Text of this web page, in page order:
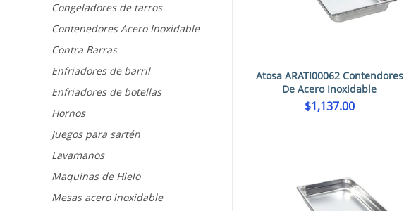
Congeladores de tarros
Contenedores Acero Inoxidable
Contra Barras
Enfriadores de barril
Enfriadores de botellas
Hornos
Juegos para sartén
Lavamanos
Maquinas de Hielo
Mesas acero inoxidable
Atosa ARATI00062 Contendores
De Acero Inoxidable
$1,137.00